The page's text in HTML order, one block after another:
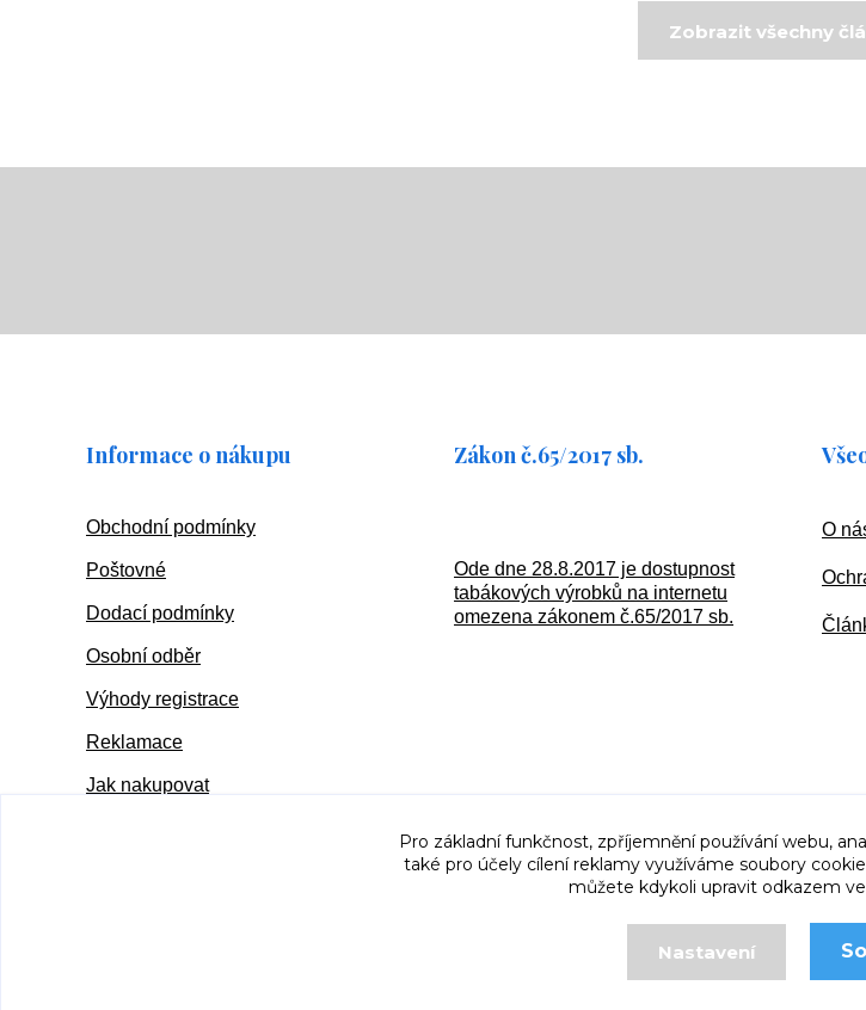
Zobrazit všechny
Informace o nákupu
Obchodní podmínky
Poštovné
Dodací podmínky
Osobní odběr
Výhody registrace
Reklamace
Jak nakupovat
Zákon č.65/2017 sb.
Ode dne 28.8.2017 je dostupnost
tabákových výrobků na internetu
omezena zákonem č.65/2017 sb.
O
Pro základní funkčnost, zpříjemnění používání webu,
také pro účely cílení reklamy využíváme soubory
můžete kdykoli upravit odkazem
Nastavení